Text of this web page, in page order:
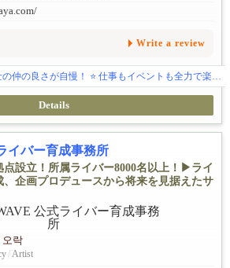
Write a review
Details
イバー育成事務所
点設立！所属ライバー8000名以上！▶ライ
、企画プロデュースから将来を見据えたサ
오락
/ Artist